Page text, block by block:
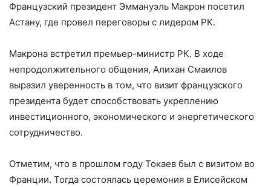
Французский президент Эммануэль Макрон посетил
Астану, где провел переговоры с лидером РК.
Макрона встретил премьер-министр РК. В ходе
непродолжительного общения, Алихан Смаилов
выразил уверенность в том, что визит французского
президента будет способствовать укреплению
инвестиционного, экономического и энергетического
сотрудничество.
Отметим, что в прошлом году Токаев был с визитом во
Франции. Тогда состоялась церемония в Елисейском